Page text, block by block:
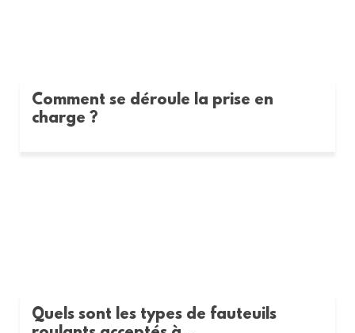
Comment se déroule la prise en
charge ?
Quels sont les types de fauteuils